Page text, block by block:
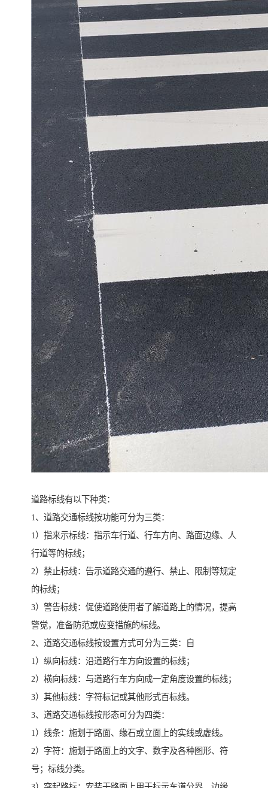
道路标线有以下种类：
1、道路交通标线按功能可分为三类：
1）指来示标线：指示车行道、行车方向、路面边缘、人
行道等的标线；
2）禁止标线：告示道路交通的遵行、禁止、限制等规定
的标线；
3）警告标线：促使道路使用者了解道路上的情况，提高
警觉，准备防范或应变措施的标线。
2、道路交通标线按设置方式可分为三类：自
1）纵向标线：沿道路行车方向设置的标线；
2）横向标线：与道路行车方向成一定角度设置的标线；
3）其他标线：字符标记或其他形式百标线。
3、道路交通标线按形态可分为四类：
1）线条：施划于路面、缘石或立面上的实线或虚线。
2）字符：施划于路面上的文字、数字及各种图形、符
号；标线分类。